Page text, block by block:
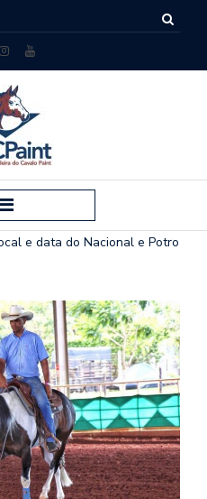
e data do Nacional e Potro